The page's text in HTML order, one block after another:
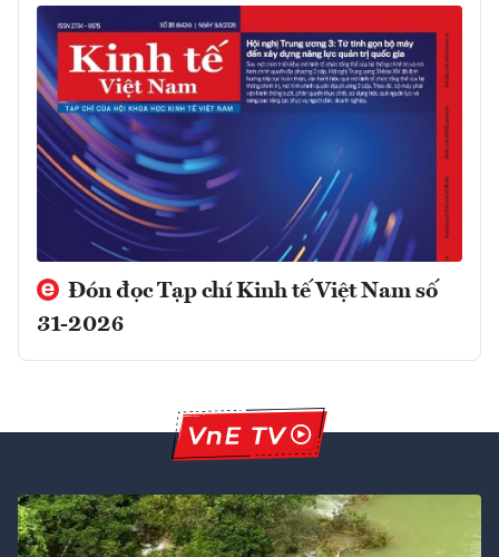
Đón đọc Tạp chí Kinh tế Việt Nam số
31-2026